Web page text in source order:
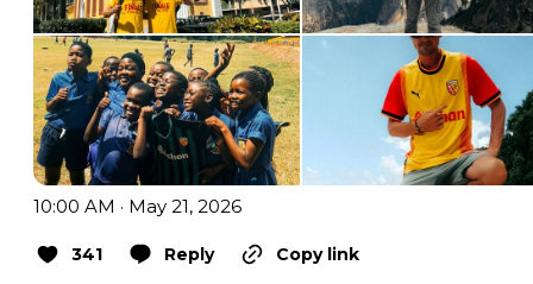
10:00 AM · May 21, 2026
341 Reply
Copy link